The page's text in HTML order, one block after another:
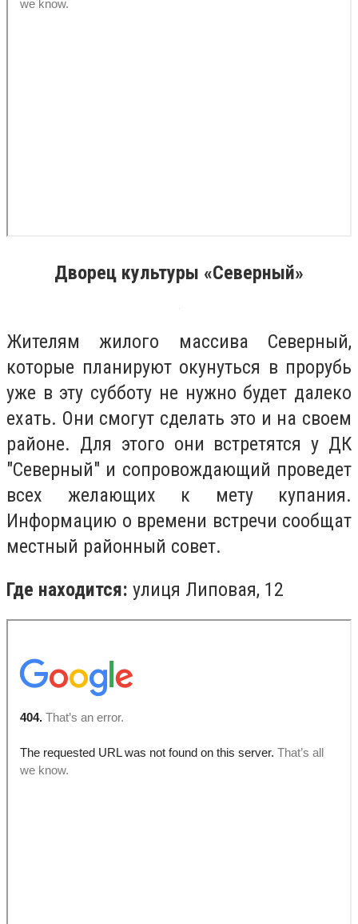
Дворец культуры «Северный»
Жителям жилого массива Северный,
которые планируют окунуться в прорубь
уже в эту субботу не нужно будет далеко
ехать. Они смогут сделать это и на своем
районе. Для этого они встретятся у ДК
"Северный" и сопровождающий проведет
всех желающих к мету купания.
Информацию о времени встречи сообщат
местный районный совет.
Где находится: улиця Липовая, 12